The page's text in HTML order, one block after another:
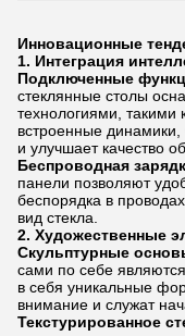
Инновационные
1. Интеграция
Подключенные
стеклянные столы
технологиями, такими
встроенные
и улучшает качество
Беспроводная
панели позволяют
беспорядка в
вид стекла.
2. Художественные
Скульптурные
сами по себе
в себя уникальные
внимание и служат
Текстурированное